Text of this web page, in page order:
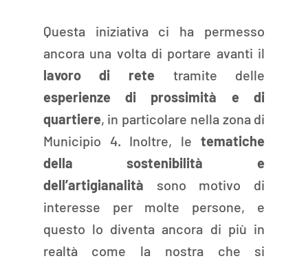
Questa iniziativa ci ha permesso
lavoro di rete
esperienze di prossimità e di
quartiere, in particolare nella zona di
Municipio 4. Inoltre, le tematiche
della sostenibilità e
dell’artigianalità sono motivo di
interesse per molte persone, e
questo lo diventa ancora di più in
realtà come la nostra che si